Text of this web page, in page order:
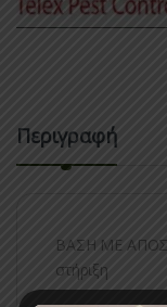
Περιγραφή
ΒΑΣΗ ΜΕ
στήριξη